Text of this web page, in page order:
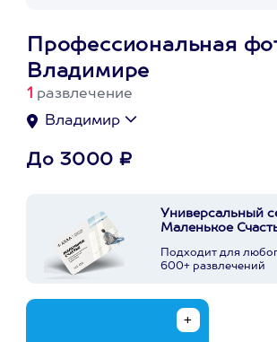
Профессиональная
Владимире
1 развлечение
Владимир
До 3000 ₽
Универсальный
Маленькое
Подходит для
600+ развлечений